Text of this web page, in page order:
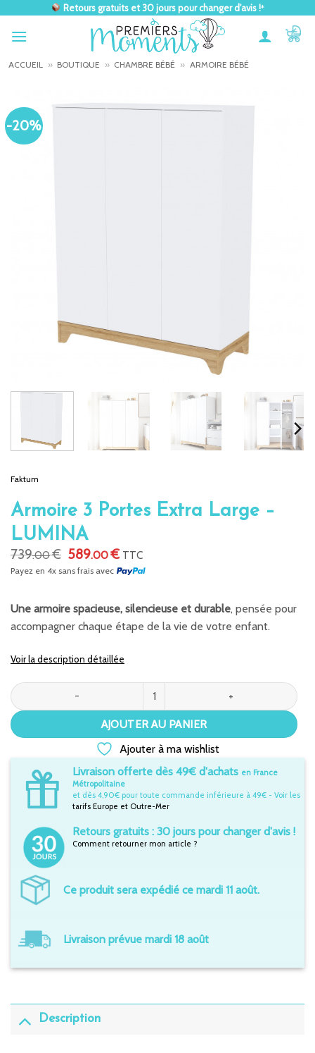
contenu
Retours gratuits et 30 jours pour changer d'avis !*
ACCUEIL » BOUTIQUE » CHAMBRE BÉBÉ » ARMOIRE BÉBÉ
-20%
Faktum
Armoire 3 Portes Extra Large –
LUMINA
739.00 € Le
prix
739.00 €.
589.00 €Le
prix
actuel
589.00 €.
TTC
Payez en 4x sans frais avec
Une armoire spacieuse, silencieuse et durable, pensée pour
accompagner chaque étape de la vie de votre enfant.
Voir la description détaillée
quantité de Armoire 3 Portes Extra Large - LUMINA
AJOUTER AU PANIER
Ajouter à ma wishlist
Livraison offerte dès 49€ d'achats en France
Métropolitaine
et dès 4,90€ pour toute commande inférieure à 49€ - Voir les
tarifs Europe et Outre-Mer
Retours gratuits : 30 jours pour changer d'avis !
Comment retourner mon article ?
Ce produit sera expédié ce mardi 11 août.
Livraison prévue mardi 18 août
Description